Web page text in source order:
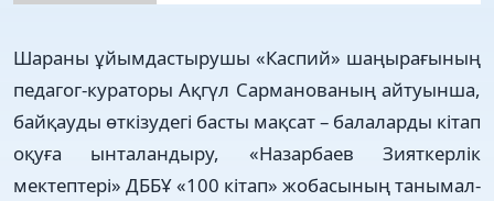
Шараны ұйымдастырушы «Кас­пий» шаңырағының
педагог-кураторы Ақгүл Сарманованың айтуынша,
байқауды өткізудегі басты мақсат – балаларды кітап
оқуға ынталандыру, «Назарбаев Зияткерлік
мектептері» ДББҰ «100 кітап» жобасының таны­мал­­